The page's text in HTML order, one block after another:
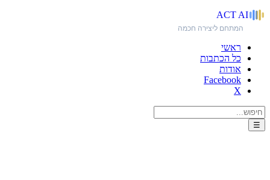
ACT AI
המתחם ליצירה חכמה
ראשי
כל הכתבות
אודות
Facebook
X
☰